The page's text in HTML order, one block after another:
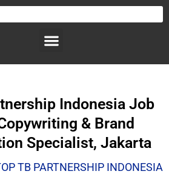
Indonesia Job
& Brand
Specialist, Jakarta
TB PARTNERSHIP INDONESIA